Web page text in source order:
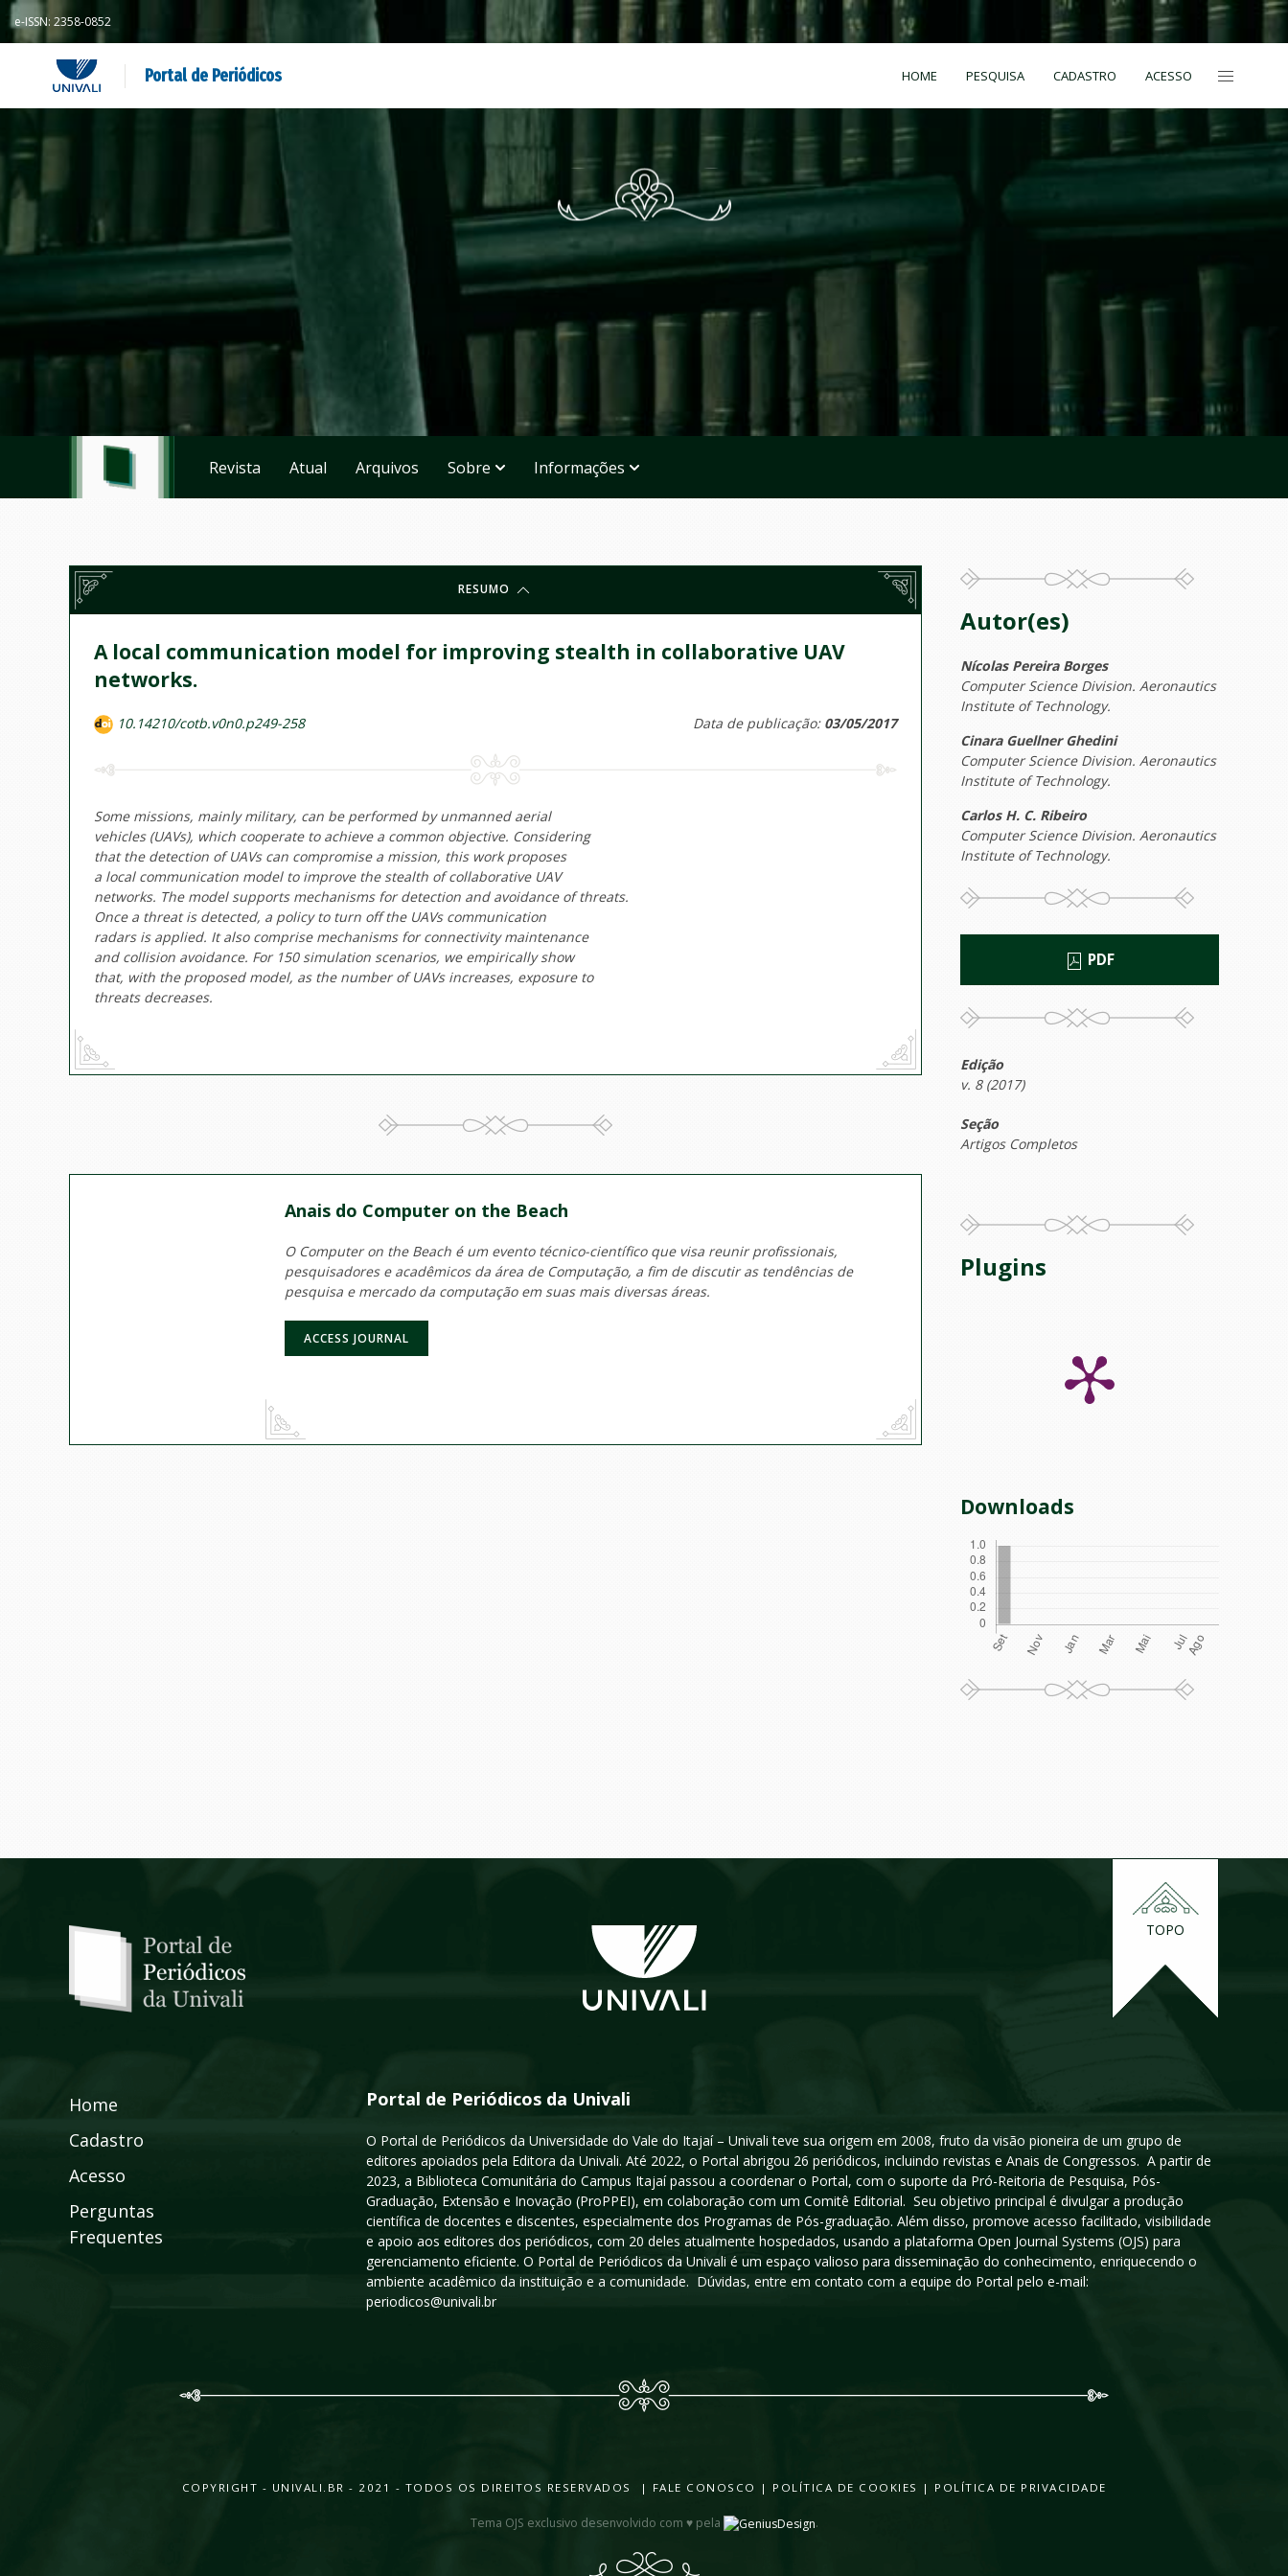
e-ISSN: 2358-0852
Portal de Periódicos HOME PESQUISA CADASTRO ACESSO
Revista Atual Arquivos Sobre Informações
RESUMO
A local communication model for improving stealth in collaborative UAV
networks.
10.14210/cotb.v0n0.p249-258 Data de publicação: 03/05/2017
Some missions, mainly military, can be performed by unmanned aerial
vehicles (UAVs), which cooperate to achieve a common objective. Considering
that the detection of UAVs can compromise a mission, this work proposes
a local communication model to improve the stealth of collaborative UAV
networks. The model supports mechanisms for detection and avoidance of threats.
Once a threat is detected, a policy to turn off the UAVs communication
radars is applied. It also comprise mechanisms for connectivity maintenance
and collision avoidance. For 150 simulation scenarios, we empirically show
that, with the proposed model, as the number of UAVs increases, exposure to
threats decreases.
Anais do Computer on the Beach
O Computer on the Beach é um evento técnico-científico que visa reunir profissionais,
pesquisadores e acadêmicos da área de Computação, a fim de discutir as tendências de
pesquisa e mercado da computação em suas mais diversas áreas.
ACCESS JOURNAL
Autor(es)
Nícolas Pereira Borges
Computer Science Division. Aeronautics
Institute of Technology.
Cinara Guellner Ghedini
Computer Science Division. Aeronautics
Institute of Technology.
Carlos H. C. Ribeiro
Computer Science Division. Aeronautics
Institute of Technology.
PDF
Edição
v. 8 (2017)
Seção
Artigos Completos
Plugins
Downloads
TOPO
Home
Cadastro
Acesso
Perguntas
Frequentes
Portal de Periódicos da Univali
O Portal de Periódicos da Universidade do Vale do Itajaí – Univali teve sua origem em 2008, fruto da visão pioneira de um grupo de
editores apoiados pela Editora da Univali. Até 2022, o Portal abrigou 26 periódicos, incluindo revistas e Anais de Congressos. A partir de
2023, a Biblioteca Comunitária do Campus Itajaí passou a coordenar o Portal, com o suporte da Pró-Reitoria de Pesquisa, Pós-
Graduação, Extensão e Inovação (ProPPEI), em colaboração com um Comitê Editorial. Seu objetivo principal é divulgar a produção
científica de docentes e discentes, especialmente dos Programas de Pós-graduação. Além disso, promove acesso facilitado, visibilidade
e apoio aos editores dos periódicos, com 20 deles atualmente hospedados, usando a plataforma Open Journal Systems (OJS) para
gerenciamento eficiente. O Portal de Periódicos da Univali é um espaço valioso para disseminação do conhecimento, enriquecendo o
ambiente acadêmico da instituição e a comunidade. Dúvidas, entre em contato com a equipe do Portal pelo e-mail:
periodicos@univali.br
COPYRIGHT - UNIVALI.BR - 2021 - TODOS OS DIREITOS RESERVADOS | FALE CONOSCO | POLÍTICA DE COOKIES | POLÍTICA DE PRIVACIDADE
Tema OJS exclusivo desenvolvido com ♥ pela .